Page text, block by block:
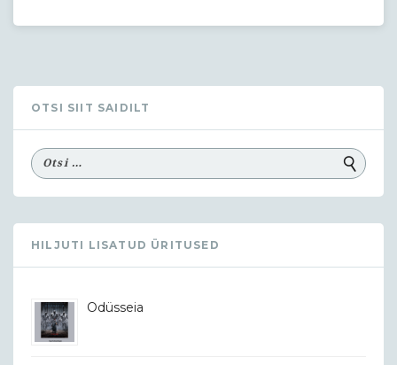
OTSI SIIT SAIDILT
HILJUTI LISATUD ÜRITUSED
Odüsseia